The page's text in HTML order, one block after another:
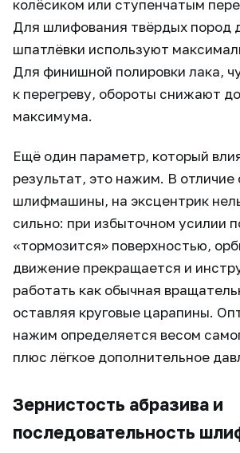
колёсиком или ступенчатым
Для шлифования твёрдых пород
шпатлёвки используют
Для финишной полировки лака,
к перегреву, обороты снижают
максимума.
Ещё один параметр, который
результат, это нажим. В отличие
шлифмашины, на эксцентрик
сильно: при избыточном усилии
«тормозится» поверхностью,
движение прекращается и
работать как обычная
оставляя круговые царапины.
нажим определяется весом
плюс лёгкое дополнительное
Зернистость абразива и
последовательность